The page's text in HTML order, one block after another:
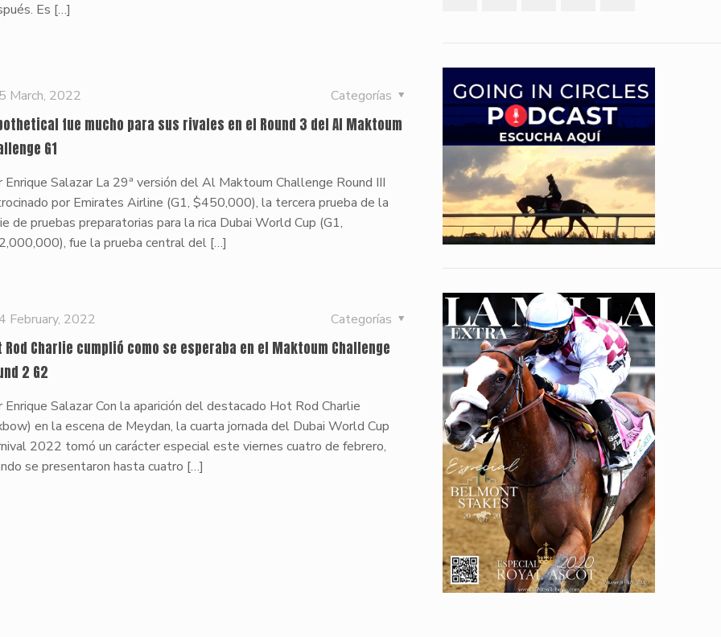
Es […]
March, 2022 Categorías
fue mucho para sus rivales en el Round 3 del Al Maktoum
G1
Enrique Salazar La 29ª versión del Al Maktoum Challenge Round III
por Emirates Airline (G1, $450,000), la tercera prueba de la
de pruebas preparatorias para la rica Dubai World Cup (G1,
fue la prueba central del […]
February, 2022 Categorías
Rod Charlie cumplió como se esperaba en el Maktoum Challenge
2 G2
Enrique Salazar Con la aparición del destacado Hot Rod Charlie
en la escena de Meydan, la cuarta jornada del Dubai World Cup
2022 tomó un carácter especial este viernes cuatro de febrero,
se presentaron hasta cuatro […]